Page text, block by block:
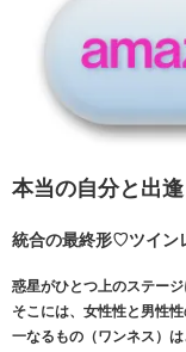
本当の自分と出
統合の最終形♡ツイン
惑星がひとつ上のステー
そこには、女性性と男性
一なるもの（ワンネス）